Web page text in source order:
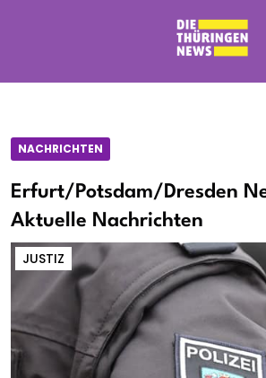
NACHRICHTEN
Erfurt/Potsdam/Dresden
Aktuelle Nachrichten
JUSTIZ